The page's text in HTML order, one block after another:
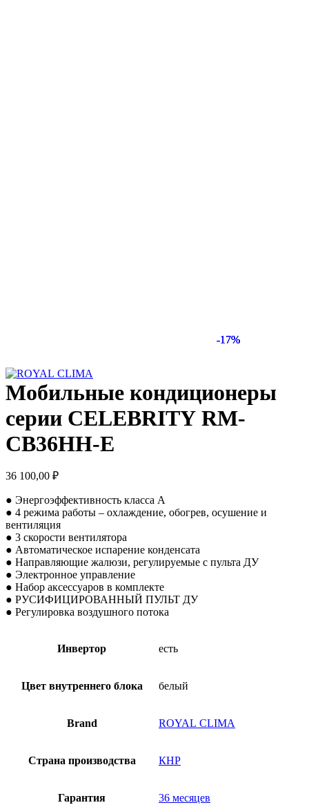
Мобильные кондиционеры
серии CELEBRITY RM-
СB36HH-E
36 100,00 ₽
● Энергоэффективность класса А
● 4 режима работы – охлаждение, обогрев, осушение и
вентиляция
● 3 скорости вентилятора
● Автоматическое испарение конденсата
● Направляющие жалюзи, регулируемые с пульта ДУ
● Электронное управление
● Набор аксессуаров в комплекте
● РУСИФИЦИРОВАННЫЙ ПУЛЬТ ДУ
● Регулировка воздушного потока
Инвертор есть
Цвет внутреннего блока белый
Brand ROYAL CLIMA
Страна производства КНР
Гарантия 36 месяцев
-17%
-17%
-17%